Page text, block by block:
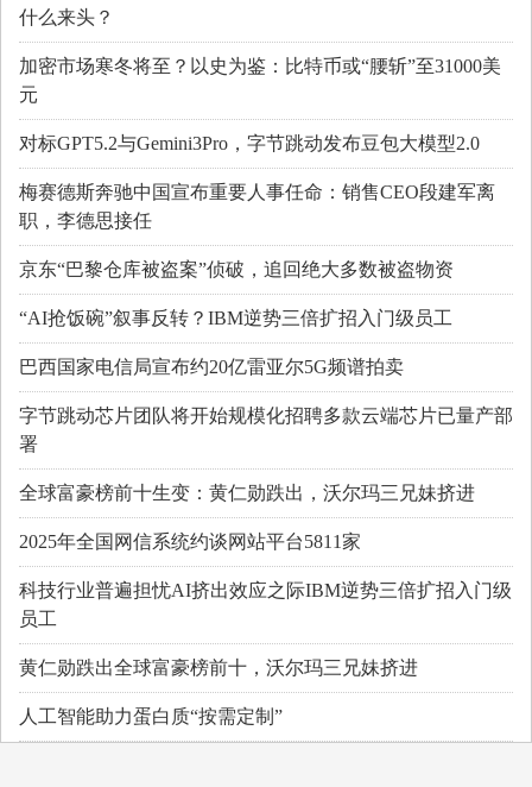
什么来头？
加密市场寒冬将至？以史为鉴：比特币或“腰斩”至31000美
元
对标GPT5.2与Gemini3Pro，字节跳动发布豆包大模型2.0
梅赛德斯奔驰中国宣布重要人事任命：销售CEO段建军离
职，李德思接任
京东“巴黎仓库被盗案”侦破，追回绝大多数被盗物资
“AI抢饭碗”叙事反转？IBM逆势三倍扩招入门级员工
巴西国家电信局宣布约20亿雷亚尔5G频谱拍卖
字节跳动芯片团队将开始规模化招聘多款云端芯片已量产部
署
全球富豪榜前十生变：黄仁勋跌出，沃尔玛三兄妹挤进
2025年全国网信系统约谈网站平台5811家
科技行业普遍担忧AI挤出效应之际IBM逆势三倍扩招入门级
员工
黄仁勋跌出全球富豪榜前十，沃尔玛三兄妹挤进
人工智能助力蛋白质“按需定制”